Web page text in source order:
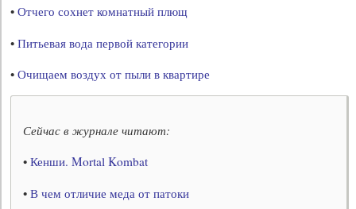
•Отчего сохнет комнатный плющ
•Питьевая вода первой категории
•Очищаем воздух от пыли в квартире
Сейчас в журнале читают:
•Кенши. Mortal Kombat
•В чем отличие меда от патоки